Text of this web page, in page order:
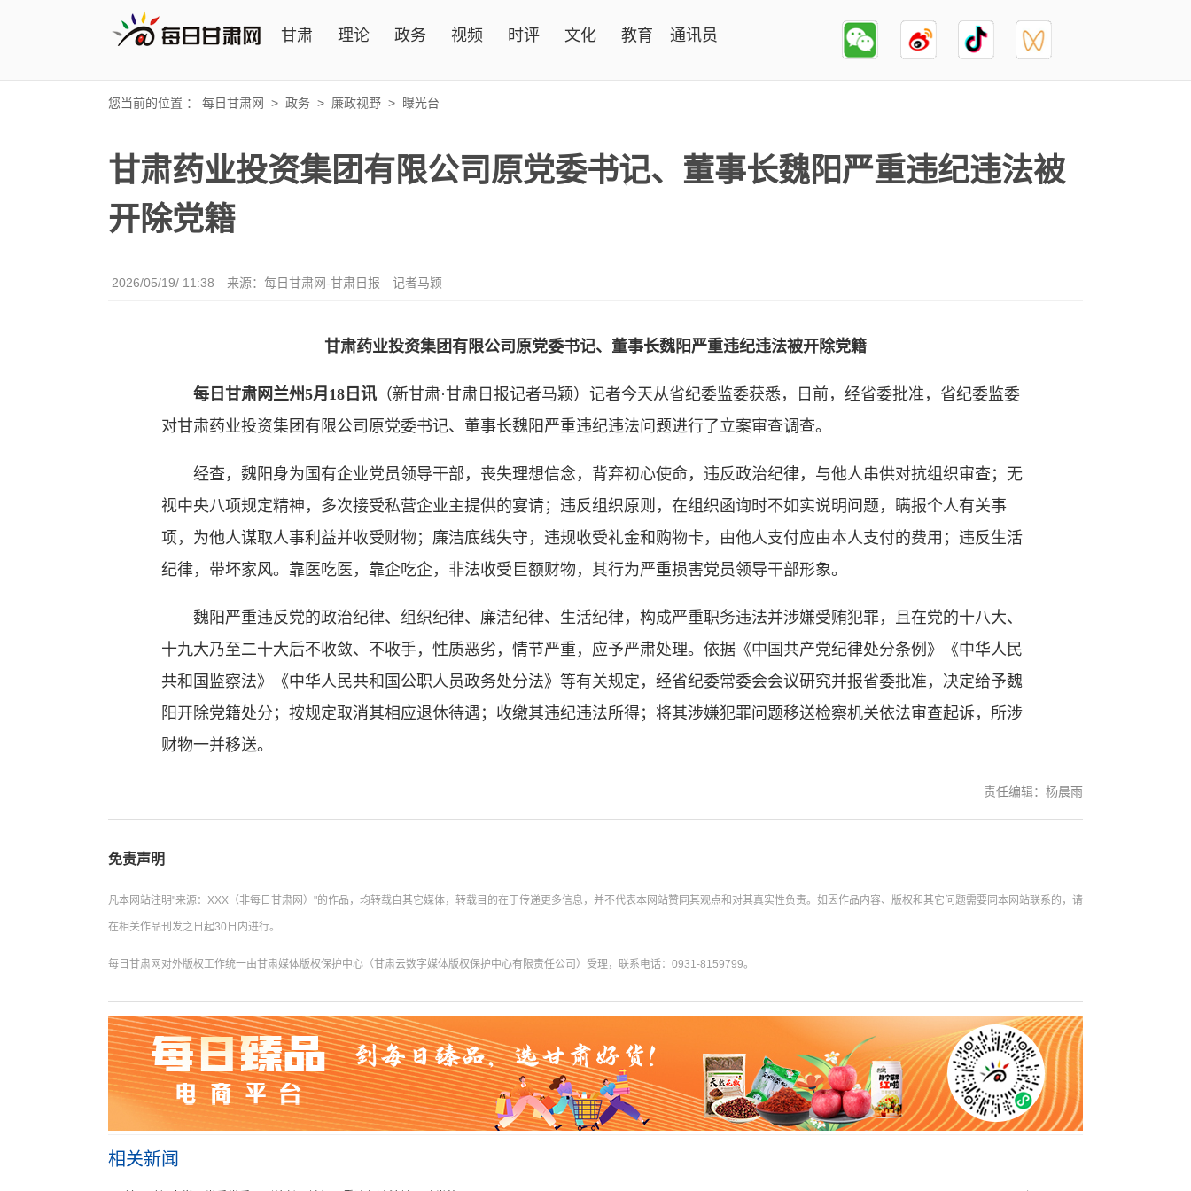
甘肃 理论 政务 视频 时评 文化 教育 通讯员
您当前的位置 ： 每日甘肃网 > 政务 > 廉政视野 > 曝光台
甘肃药业投资集团有限公司原党委书记、董事长魏阳严重违纪违法被
开除党籍
2026/05/19/ 11:38 来源：每日甘肃网-甘肃日报 记者马颖
甘肃药业投资集团有限公司原党委书记、董事长魏阳严重违纪违法被开除党籍
每日甘肃网兰州5月18日讯 （新甘肃·甘肃日报记者马颖）记者今天从省纪委监委获悉，日前，经省委批准，省纪委监委
对甘肃药业投资集团有限公司原党委书记、董事长魏阳严重违纪违法问题进行了立案审查调查。
经查，魏阳身为国有企业党员领导干部，丧失理想信念，背弃初心使命，违反政治纪律，与他人串供对抗组织审查；无
视中央八项规定精神，多次接受私营企业主提供的宴请；违反组织原则，在组织函询时不如实说明问题，瞒报个人有关事
项，为他人谋取人事利益并收受财物；廉洁底线失守，违规收受礼金和购物卡，由他人支付应由本人支付的费用；违反生活
纪律，带坏家风。靠医吃医，靠企吃企，非法收受巨额财物，其行为严重损害党员领导干部形象。
魏阳严重违反党的政治纪律、组织纪律、廉洁纪律、生活纪律，构成严重职务违法并涉嫌受贿犯罪，且在党的十八大、
十九大乃至二十大后不收敛、不收手，性质恶劣，情节严重，应予严肃处理。依据《中国共产党纪律处分条例》《中华人民
共和国监察法》《中华人民共和国公职人员政务处分法》等有关规定，经省纪委常委会会议研究并报省委批准，决定给予魏
阳开除党籍处分；按规定取消其相应退休待遇；收缴其违纪违法所得；将其涉嫌犯罪问题移送检察机关依法审查起诉，所涉
财物一并移送。
责任编辑：杨晨雨
免责声明
凡本网站注明"来源：XXX（非每日甘肃网）"的作品，均转载自其它媒体，转载目的在于传递更多信息，并不代表本网站赞同其观点和对其真实性负责。如因作品内容、版权和其它问题需要同本网站联系的，请
在相关作品刊发之日起30日内进行。
每日甘肃网对外版权工作统一由甘肃媒体版权保护中心（甘肃云数字媒体版权保护中心有限责任公司）受理，联系电话：0931-8159799。
相关新闻